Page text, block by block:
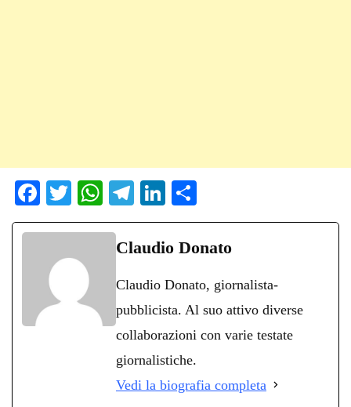
Fa
ce
ok
T
wi
r
W
ha
ts
pp
Te
le
gr
m
Li
nk
ed
on
di
di
Claudio Donato
Claudio Donato, giornalista-
pubblicista. Al suo attivo diverse
collaborazioni con varie testate
giornalistiche.
Vedi la biografia completa